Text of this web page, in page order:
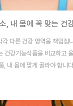
각 다른 건강 영역을 책임집
건강기능식품을 비교하고
, 내 몸에 맞게 골라야 합니
바로 건강기능식품입니다.
다.특히 유산균, 오메가3,